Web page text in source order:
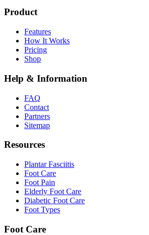
Product
Features
How It Works
Pricing
Shop
Help & Information
FAQ
Contact
Partners
Sitemap
Resources
Plantar Fasciitis
Foot Care
Foot Pain
Elderly Foot Care
Diabetic Foot Care
Foot Types
Foot Care